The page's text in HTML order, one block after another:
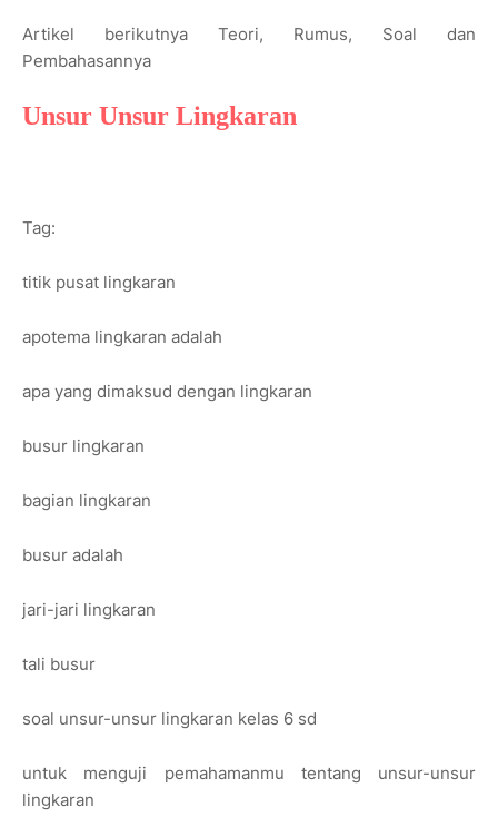
Artikel berikutnya Teori, Rumus, Soal dan
Pembahasannya
Unsur Unsur Lingkaran
Tag:
titik pusat lingkaran
apotema lingkaran adalah
apa yang dimaksud dengan lingkaran
busur lingkaran
bagian lingkaran
busur adalah
jari-jari lingkaran
tali busur
soal unsur-unsur lingkaran kelas 6 sd
untuk menguji pemahamanmu tentang unsur-unsur
lingkaran